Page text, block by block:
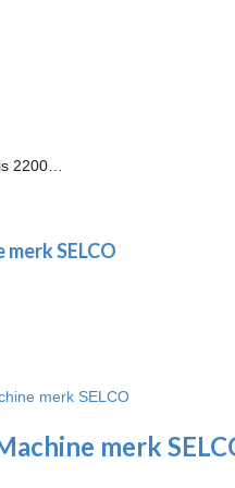
2200…
SELCO
merk